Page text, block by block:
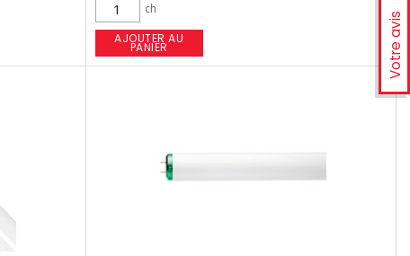
Votre avis
ch
AJOUTER AU
PANIER